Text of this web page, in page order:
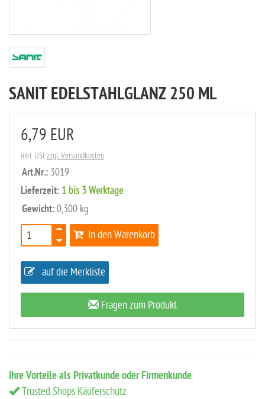
SANIT EDELSTAHLGLANZ 250 ML
6,79 EUR
inkl. UStzzgl. Versandkosten
Art.Nr.: 3019
Lieferzeit: 1 bis 3 Werktage
Gewicht: 0,300 kg
In den Warenkorb
auf die Merkliste
Fragen zum Produkt
Ihre Vorteile als Privatkunde oder Firmenkunde
Trusted Shops Käuferschutz